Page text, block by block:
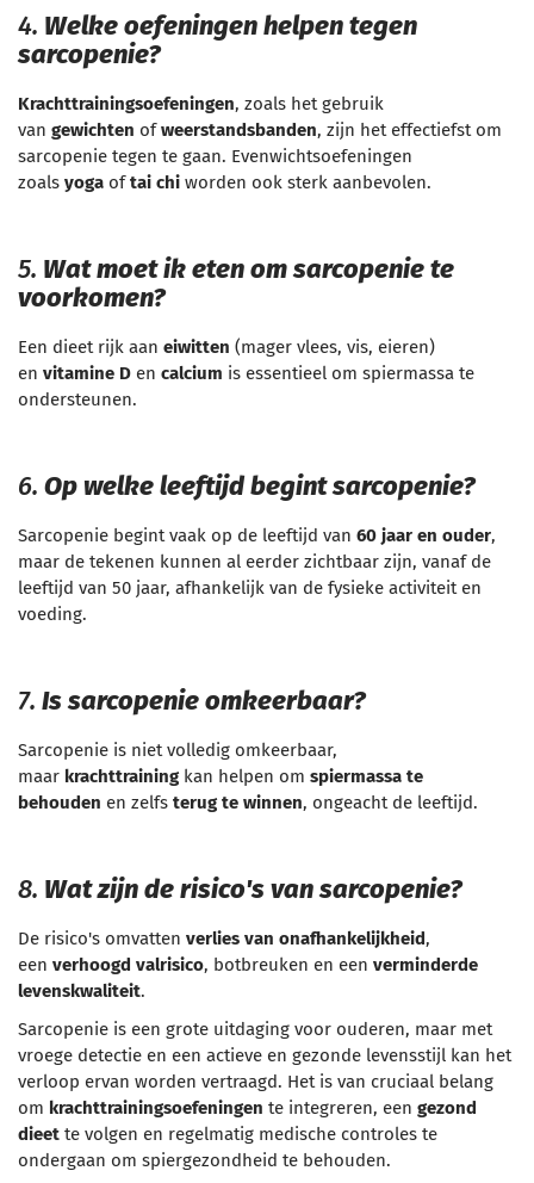
4. Welke oefeningen helpen tegen
sarcopenie?
Krachttrainingsoefeningen, zoals het gebruik
van gewichten ofweerstandsbanden, zijn het effectiefst om
sarcopenie tegen te gaan. Evenwichtsoefeningen
zoals yoga oftai chi worden ook sterk aanbevolen.
5. Wat moet ik eten om sarcopenie te
voorkomen?
Een dieet rijk aan eiwitten (mager vlees, vis, eieren)
en vitamine D en calcium is essentieel om spiermassa te
ondersteunen.
6. Op welke leeftijd begint sarcopenie?
Sarcopenie begint vaak op de leeftijd van 60 jaar en ouder,
maar de tekenen kunnen al eerder zichtbaar zijn, vanaf de
leeftijd van 50 jaar, afhankelijk van de fysieke activiteit en
voeding.
7. Is sarcopenie omkeerbaar?
Sarcopenie is niet volledig omkeerbaar,
maar krachttrainingkan helpen om spiermassa te
behouden en zelfs terug te winnen, ongeacht de leeftijd.
8. Wat zijn de risico's van sarcopenie?
De risico's omvatten verlies van onafhankelijkheid,
een verhoogd valrisico, botbreuken en een verminderde
levenskwaliteit.
Sarcopenie is een grote uitdaging voor ouderen, maar met
vroege detectie en een actieve en gezonde levensstijl kan het
verloop ervan worden vertraagd. Het is van cruciaal belang
om krachttrainingsoefeningen te integreren, een gezond
dieet te volgen en regelmatig medische controles te
ondergaan om spiergezondheid te behouden.